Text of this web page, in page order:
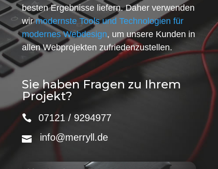
besten Ergebnisse liefern. Daher verwenden
wirmodernste Tools und Technologien für
modernes Webdesign, um unsere Kunden in
allen Webprojekten zufriedenzustellen.
Sie haben Fragen zu Ihrem
Projekt?
07121 / 9294977
info@merryll.de